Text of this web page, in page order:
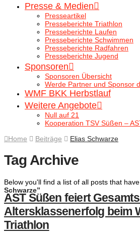
Presse & Medien
Presseartikel
Presseberichte Triathlon
Presseberichte Laufen
Presseberichte Schwimmen
Presseberichte Radfahren
Presseberichte Jugend
Sponsoren
Sponsoren Übersicht
Werde Partner und Sponsor
WMF BKK Herbstlauf
Weitere Angebote
Null auf 21
Kooperation TSV Süßen –
Home
Beiträge Elias Schwarze
Tag Archive
Below you'll find a list of all posts that
Schwarze”
AST Süßen feiert
Altersklassenerfolg beim
Triathlon